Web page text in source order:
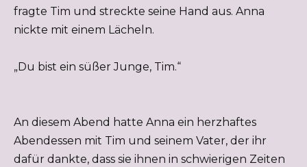
fragte Tim und streckte seine Hand aus. Anna
nickte mit einem Lächeln.
„Du bist ein süßer Junge, Tim.“
An diesem Abend hatte Anna ein herzhaftes
Abendessen mit Tim und seinem Vater, der ihr
dafür dankte, dass sie ihnen in schwierigen Zeiten